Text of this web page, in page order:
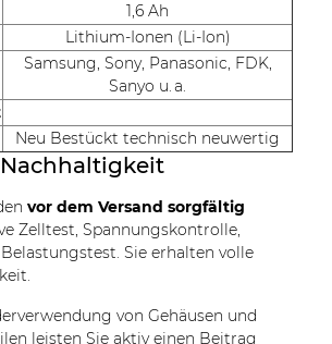
1,6 Ah
Lithium-Ionen (Li-Ion)
Samsung, Sony, Panasonic, FDK,
Sanyo u. a.
Neu Bestückt technisch neuwertig
vor dem Versand sorgfältig
Zelltest, Spannungskontrolle,
Sie erhalten volle
von Gehäusen und
leisten Sie aktiv einen Beitrag